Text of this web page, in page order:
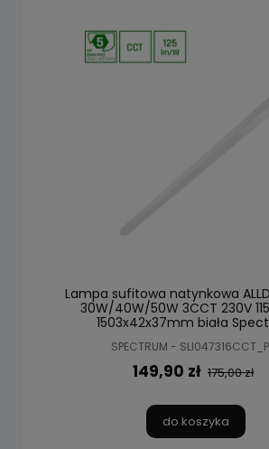
Lampa sufitowa natynkowa
30W/40W/50W 3CCT 230V
1503x42x37mm biała
SPECTRUM -
149,90 zł 175,00 zł
do koszyka